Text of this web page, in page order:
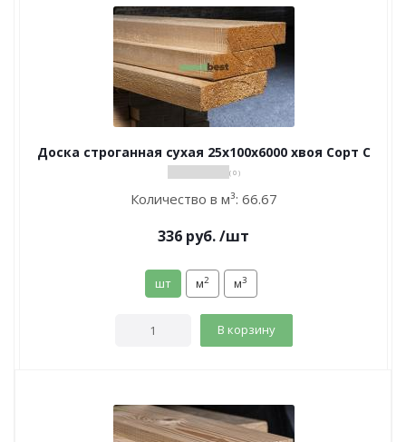
Доска строганная сухая 25х100х6000 хвоя Сорт С
( 0 )
Количество в м³: 66.67
336 руб./шт
шт м2 м3
В корзину